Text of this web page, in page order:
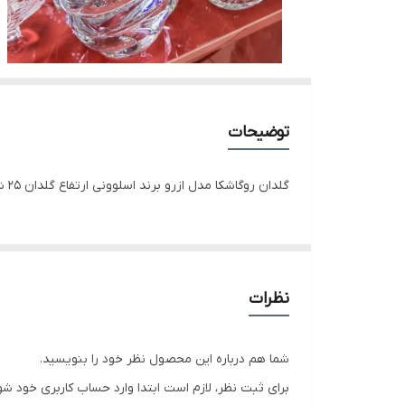
توضیحات
گلدان روگاشکا مدل ازرو برند اسلوونی ارتفاع گلدان 25 شیک و مناسب کادو
نظرات
شما هم درباره این محصول نظر خود را بنویسید.
برای ثبت نظر، لازم است ابتدا وارد حساب کاربری خود